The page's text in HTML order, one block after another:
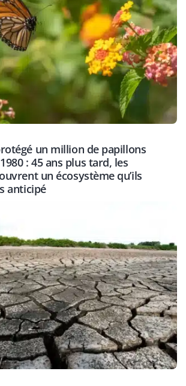
un million de papillons
: 45 ans plus tard, les
un écosystème qu’ils
anticipé